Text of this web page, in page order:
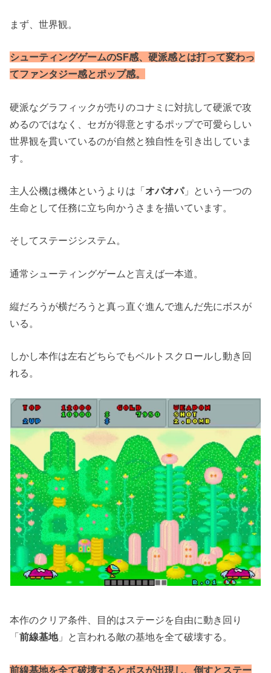
まず、世界観。
シューティングゲームのSF感、硬派感とは打って変わっ
てファンタジー感とポップ感。
硬派なグラフィックが売りのコナミに対抗して硬派で攻
めるのではなく、セガが得意とするポップで可愛らしい
世界観を貫いているのが自然と独自性を引き出していま
す。
主人公機は機体というよりは「オパオパ」という一つの
生命として任務に立ち向かうさまを描いています。
そしてステージシステム。
通常シューティングゲームと言えば一本道。
縦だろうが横だろうと真っ直ぐ進んで進んだ先にボスが
いる。
しかし本作は左右どちらでもベルトスクロールし動き回
れる。
本作のクリア条件、目的はステージを自由に動き回り
「前線基地」と言われる敵の基地を全て破壊する。
前線基地を全て破壊するとボスが出現し、倒すとステー